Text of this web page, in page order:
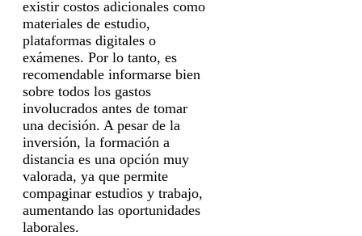
existir costos adicionales como
materiales de estudio,
plataformas digitales o
exámenes. Por lo tanto, es
recomendable informarse bien
sobre todos los gastos
involucrados antes de tomar
una decisión. A pesar de la
inversión, la formación a
distancia es una opción muy
valorada, ya que permite
compaginar estudios y trabajo,
aumentando las oportunidades
laborales.